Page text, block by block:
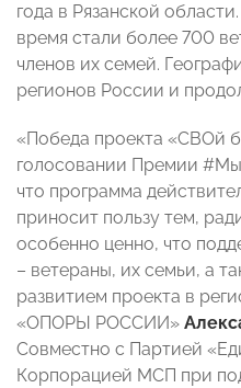
года в Рязанской
время стали более 700
членов их семей.
регионов России и
«Победа проекта «СВОй
голосовании Премии
что программа
приносит пользу тем,
особенно ценно, что
– ветераны, их семьи, а
развитием проекта в
«ОПОРЫ РОССИИ»
Совместно с Партией
Корпорацией МСП при